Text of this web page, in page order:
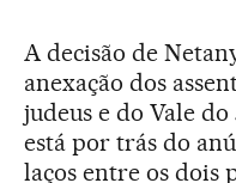
A decisão de
anexação dos
judeus e do Vale
está por trás do
laços entre os dois